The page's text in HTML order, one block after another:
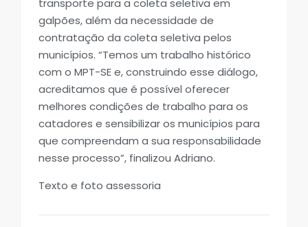
transporte para a coleta seletiva em
galpões, além da necessidade de
contratação da coleta seletiva pelos
municípios. “Temos um trabalho histórico
com o MPT-SE e, construindo esse diálogo,
acreditamos que é possível oferecer
melhores condições de trabalho para os
catadores e sensibilizar os municípios para
que compreendam a sua responsabilidade
nesse processo”, finalizou Adriano.
Texto e foto assessoria